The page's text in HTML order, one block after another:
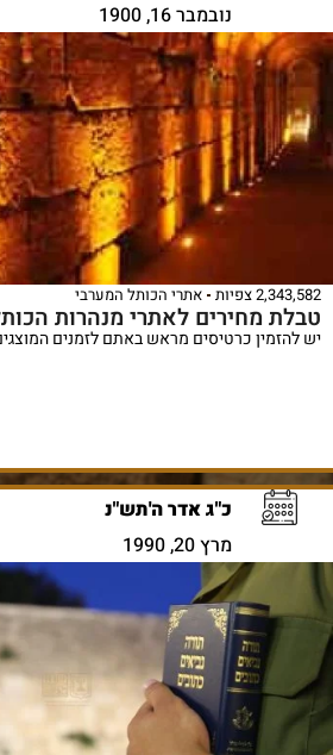
נובמבר 16, 1900
2,343,582 צפיות אתרי הכותל המערבי
טבלת מחירים לאתרי מנהרות
יש להזמין כרטיסים מראש באתם לזמנים
כ"ג אדר ה'תש"נ
מרץ 20, 1990